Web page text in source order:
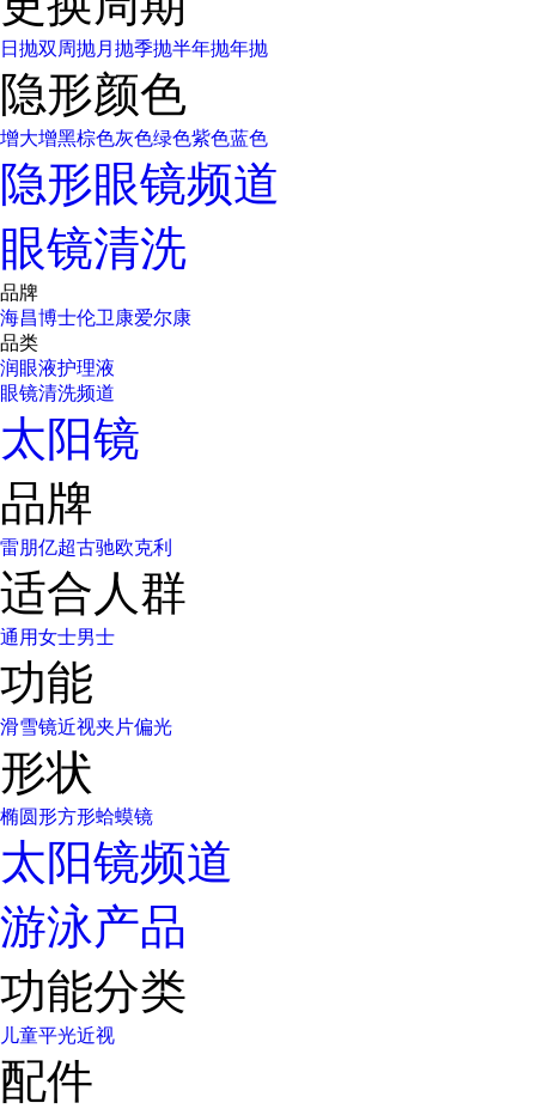
日抛双周抛月抛季抛半年抛年抛
隐形颜色
增大增黑棕色灰色绿色紫色蓝色
隐形眼镜频道
眼镜清洗
品牌
海昌博士伦卫康爱尔康
品类
润眼液护理液
眼镜清洗频道
太阳镜
品牌
雷朋亿超古驰欧克利
适合人群
通用女士男士
功能
滑雪镜近视夹片偏光
形状
椭圆形方形蛤蟆镜
太阳镜频道
游泳产品
功能分类
儿童平光近视
配件